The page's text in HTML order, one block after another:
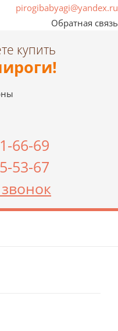
pirogibabyagi@yandex.ru
Обратная связь
купить
66-69
53-67